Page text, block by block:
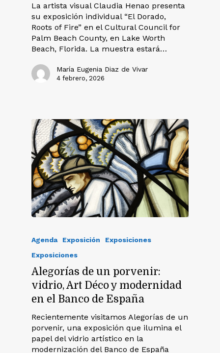
La artista visual Claudia Henao presenta
su exposición individual “El Dorado,
Roots of Fire” en el Cultural Council for
Palm Beach County, en Lake Worth
Beach, Florida. La muestra estará…
María Eugenia Diaz de Vivar
4 febrero, 2026
Agenda Exposición
Exposiciones
Exposiciones
Alegorías de un porvenir:
vidrio, Art Déco y modernidad
en el Banco de España
Recientemente visitamos Alegorías de un
porvenir, una exposición que ilumina el
papel del vidrio artístico en la
modernización del Banco de España